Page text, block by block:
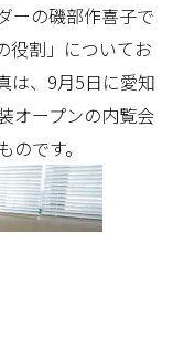
洗器やオーブンや
調理家電もすっき
んなの欲しかっ
てきそうです。以
でお伝えさせて戴
なく、名古屋、大
があるそうです。
ーの磯部作喜子で
役割」についてお
は、9月5日に愛知
オープンの内覧会
です。